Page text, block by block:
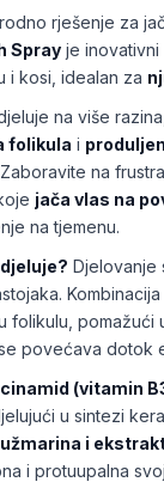
rješenje za
Sprayje inovativni
i kosi, idealan za
na više
folikula i
na
jača vlas na
na tjemenu.
Djelovanje
folikulu, pomažući
povećava dotok
(vitamin
u sintezi
i
i protuupalna